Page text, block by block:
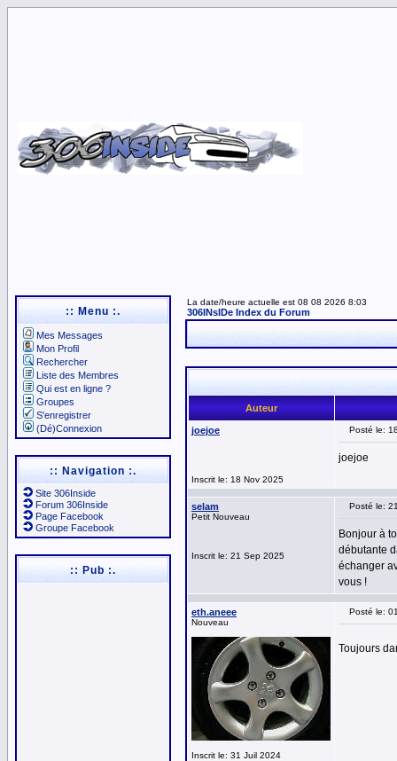
:: Menu :.
Mes Messages
Mon Profil
Rechercher
Liste des Membres
Qui est en ligne ?
Groupes
S'enregistrer
(Dé)Connexion
:: Navigation :.
Site 306Inside
Forum 306Inside
Page Facebook
Groupe Facebook
:: Pub :.
La date/heure actuelle est 08 08 2026 8:03
306INsIDe Index du Forum
Auteur
joejoe
Inscrit le: 18 Nov 2025
Posté le:
joejoe
selam
Petit Nouveau
Inscrit le: 21 Sep 2025
Posté le:
Bonjour à
débutante
échanger
vous !
eth.aneee
Nouveau
Inscrit le: 31 Juil 2024
Posté le:
Toujours